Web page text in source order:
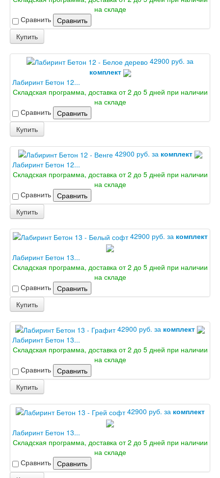
на складе
Сравнить Сравнить
Купить
42900 руб. за
комплект
Лабиринт Бетон 12...
Складская программа, доставка от 2 до 5 дней при наличии
на складе
Сравнить Сравнить
Купить
42900 руб. за комплект
Лабиринт Бетон 12...
Складская программа, доставка от 2 до 5 дней при наличии
на складе
Сравнить Сравнить
Купить
42900 руб. за комплект
Лабиринт Бетон 13...
Складская программа, доставка от 2 до 5 дней при наличии
на складе
Сравнить Сравнить
Купить
42900 руб. за комплект
Лабиринт Бетон 13...
Складская программа, доставка от 2 до 5 дней при наличии
на складе
Сравнить Сравнить
Купить
42900 руб. за комплект
Лабиринт Бетон 13...
Складская программа, доставка от 2 до 5 дней при наличии
на складе
Сравнить Сравнить